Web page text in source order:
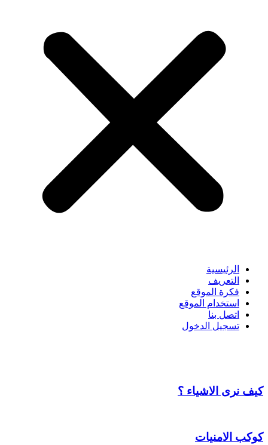
الرئيسية
التعريف
فكرة الموقع
استخدام الموقع
اتصل بنا
تسجيل الدخول
كيف نرى الاشياء ؟
كوكب الامنيات